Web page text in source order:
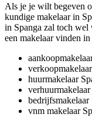
Als je je wilt begeven
kundige makelaar in
in Spanga zal toch wel
een makelaar vinden
huurmakelaar
verhuurmakelaar
bedrijfsmakelaar
vnm makelaar